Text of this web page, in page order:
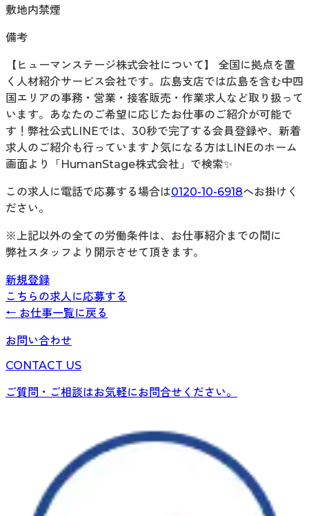
敷地内禁煙
備考
【ヒューマンステージ株式会社について】 全国に拠点を置
く人材紹介サービス会社です。広島支店では広島を含む中四
国エリアの事務・営業・接客販売・作業求人など取り扱って
います。あなたのご希望に応じたお仕事のご紹介が可能で
す！弊社公式LINEでは、30秒で完了する会員登録や、新着
求人のご紹介も行っています♪気になる方はLINEのホーム
画面より「HumanStage株式会社」で検索✨
この求人に電話で応募する場合は0120-10-6918へお掛けく
ださい。
※上記以外の全ての労働条件は、お仕事紹介までの間に
弊社スタッフより開示させて頂きます。
新規登録
こちらの求人に応募する
← お仕事一覧に戻る
お問い合わせ
CONTACT US
ご質問・ご相談はお気軽にお問合せください。